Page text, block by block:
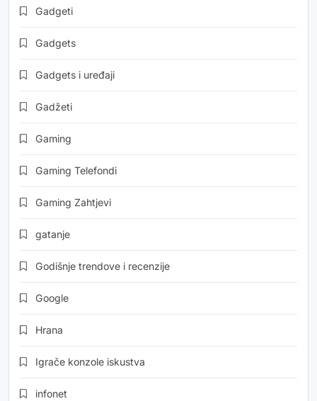
Gadgeti
Gadgets
Gadgets i uređaji
Gadžeti
Gaming
Gaming Telefondi
Gaming Zahtjevi
gatanje
Godišnje trendove i recenzije
Google
Hrana
Igrače konzole iskustva
infonet